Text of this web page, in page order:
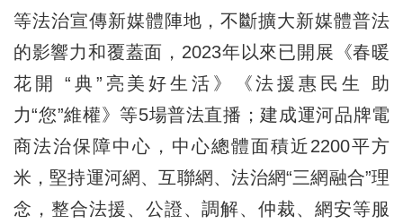
等法治宣傳新媒體陣地，不斷擴大新媒體普法
的影響力和覆蓋面，2023年以來已開展《春暖
花開 “典”亮美好生活》《法援惠民生 助
力“您”維權》等5場普法直播；建成運河品牌電
商法治保障中心，中心總體面積近2200平方
米，堅持運河網、互聯網、法治網“三網融合”理
念，整合法援、公證、調解、仲裁、網安等服